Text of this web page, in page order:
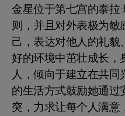
金星位于第七宫的泰拉
则，并且对外表极为敏
己，表达对他人的礼
好的环境中茁壮成长，
人，倾向于建立在共
的生活方式鼓励她通
突，力求让每个人满意